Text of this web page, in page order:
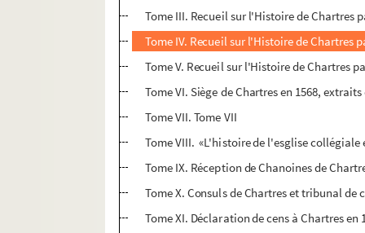
Tome III. Recueil sur l'Histoire de Chartres
Tome IV. Recueil sur l'Histoire de
Tome V. Recueil sur l'Histoire de Chartres
Tome VI. Siège de Chartres en 1568,
Tome VII. Tome VII
Tome VIII. «L'histoire de l'esglise
Tome IX. Réception de Chanoines de
Tome X. Consuls de Chartres et tribunal de
Tome XI. Déclaration de cens à Chartres